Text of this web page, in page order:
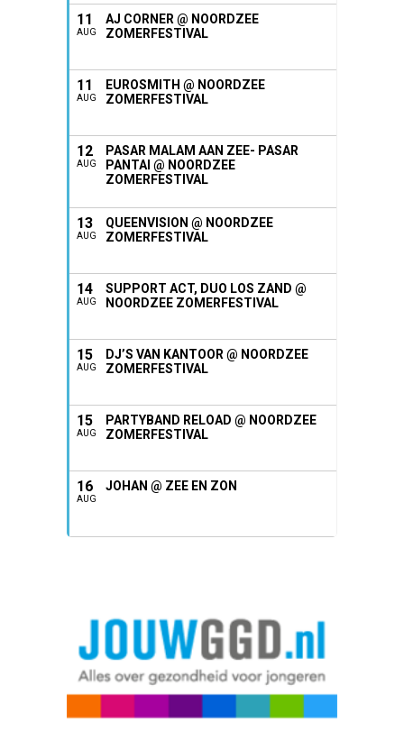
11
AUG
AJ CORNER @ NOORDZEE
ZOMERFESTIVAL
11
AUG
EUROSMITH @ NOORDZEE
ZOMERFESTIVAL
12
AUG
PASAR MALAM AAN ZEE- PASAR
PANTAI @ NOORDZEE
ZOMERFESTIVAL
13
AUG
QUEENVISION @ NOORDZEE
ZOMERFESTIVAL
14
AUG
SUPPORT ACT, DUO LOS ZAND @
NOORDZEE ZOMERFESTIVAL
15
AUG
DJ’S VAN KANTOOR @ NOORDZEE
ZOMERFESTIVAL
15
AUG
PARTYBAND RELOAD @ NOORDZEE
ZOMERFESTIVAL
16
AUG
JOHAN @ ZEE EN ZON